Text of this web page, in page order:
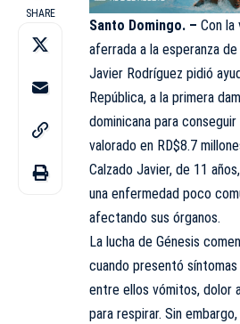
SHARE
Santo Domingo. – Con
aferrada a la esperanza
Javier Rodríguez pidió
República, a la primera
dominicana para
valorado en RD$8.7
Calzado Javier, de 11
una enfermedad poco
afectando sus órganos.
La lucha de Génesis
cuando presentó
entre ellos vómitos, dolor
para respirar. Sin